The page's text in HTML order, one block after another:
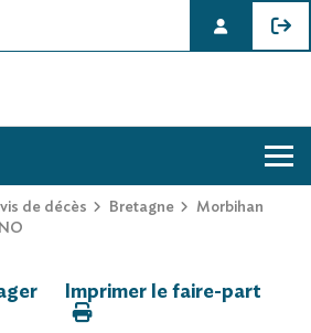
DE PIERRE JÉHANNO
de décès Bretagne
Morbihan
Imprimer le faire-part